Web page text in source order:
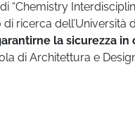
di “Chemistry
ricerca dell’Università
la sicurezza in
di Architettura e Design